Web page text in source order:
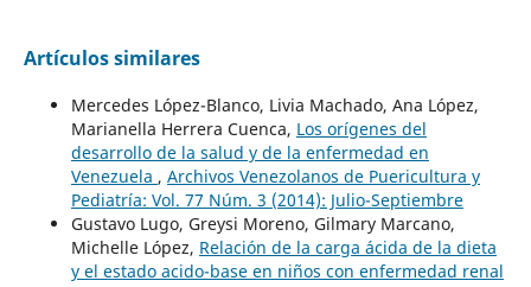
Artículos similares
Mercedes López-Blanco, Livia Machado, Ana López,
Marianella Herrera Cuenca, Los orígenes del
desarrollo de la salud y de la enfermedad en
Venezuela , Archivos Venezolanos de Puericultura y
Pediatría: Vol. 77 Núm. 3 (2014): Julio-Septiembre
Gustavo Lugo, Greysi Moreno, Gilmary Marcano,
Michelle López, Relación de la carga ácida de la dieta
y el estado acido-base en niños con enfermedad renal